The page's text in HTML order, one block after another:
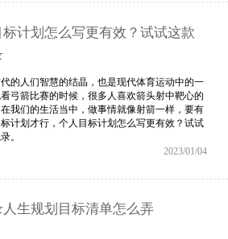
计划怎么写更有效？试试这款
的人们智慧的结晶，也是现代体育运动中的一
弓箭比赛的时候，很多人喜欢箭头射中靶心的
我们的生活当中，做事情就像射箭一样，要有
计划才行，个人目标计划怎么写更有效？试试
。
2023/01/04
生规划目标清单怎么弄